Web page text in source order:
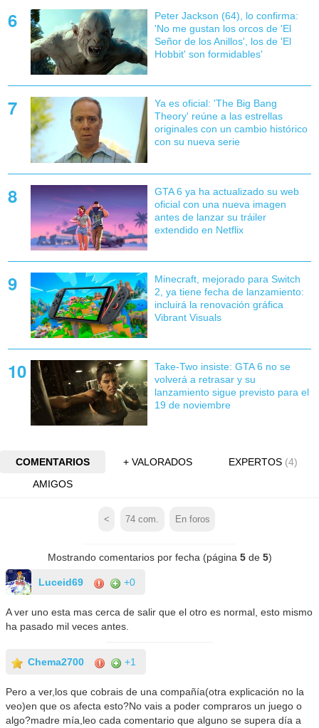
Peter Jackson (64), lo confirma:
'No me gustan los orcos de 'El
Señor de los Anillos', los de 'El
Hobbit' son formidables'
Ya es oficial: 'The Big Bang
Theory' reúne a las estrellas
originales con un cambio histórico
con su nueva serie
GTA 6 ya ha actualizado su web
oficial con una nueva imagen
antes de lanzar su tráiler
extendido en Netflix
Minecraft, mejorado para Switch
2, ya tiene fecha de lanzamiento:
incluirá la renovación gráfica
Vibrant Visuals
Take-Two insiste: GTA 6 no se
volverá a retrasar y su
lanzamiento sigue previsto para el
19 de noviembre
COMENTARIOS + VALORADOS EXPERTOS (4)
AMIGOS
< 74 com. En foros
Mostrando comentarios por fecha (página 5de 5)
Luceid69 +0
A ver uno esta mas cerca de salir que el otro es normal, esto mismo
ha pasado mil veces antes.
Chema2700 +1
Pero a ver,los que cobrais de una compañía(otra explicación no la
veo)en que os afecta esto?No vais a poder compraros un juego o
algo?madre mía,leo cada comentario que alguno se supera día a